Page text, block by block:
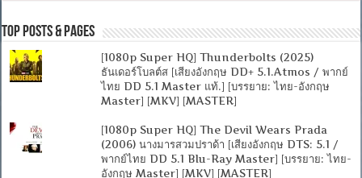
Top Posts & Pages
[1080p Super HQ] Thunderbolts (2025)
ธันเดอร์โบลต์ส [เสียงอังกฤษ DD+ 5.1.Atmos / พากย์
ไทย DD 5.1 Master แท้.] [บรรยาย: ไทย-อังกฤษ
Master] [MKV] [MASTER]
[1080p Super HQ] The Devil Wears Prada
(2006) นางมารสวมปราด้า [เสียงอังกฤษ DTS: 5.1 /
พากย์ไทย DD 5.1 Blu-Ray Master] [บรรยาย: ไทย-
อังกฤษ Master] [MKV] [MASTER]